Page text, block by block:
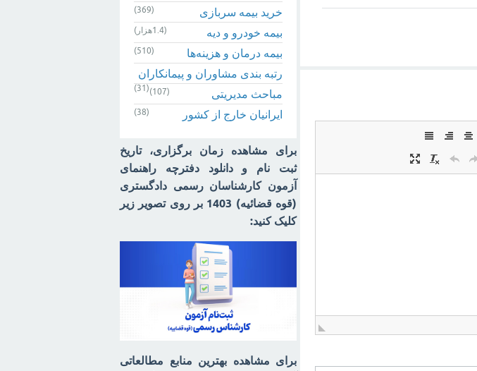
خرید بیمه سربازی (369)
بیمه خودرو و دیه (1.4هزار)
بیمه درمان و هزینه‌ها (510)
رتبه بندی مشاوران و پیمانکاران
(31) مباحث مدیریتی (107)
ایرانیان خارج از کشور (38)
برای مشاهده زمان برگزاری، تاریخ
ثبت نام و دانلود دفترچه راهنمای
آزمون کارشناسان رسمی دادگستری
(قوه قضائیه) 1403 بر روی تصویر زیر
کلیک کنید:
برای مشاهده بهترین منابع مطالعاتی